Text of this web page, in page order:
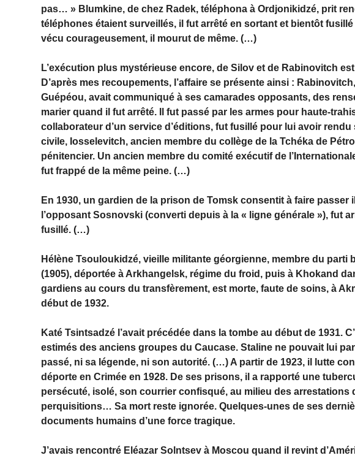
pas… » Blumkine, de chez Radek, téléphona à Ordjonikidzé, prit
téléphones étaient surveillés, il fut arrêté en sortant et bientôt
vécu courageusement, il mourut de même. (…)
L’exécution plus mystérieuse encore, de Silov et de Rabinovitch
D’après mes recoupements, l’affaire se présente ainsi :
Guépéou, avait communiqué à ses camarades opposants, des
marier quand il fut arrêté. Il fut passé par les armes pour haute-
collaborateur d’un service d’éditions, fut fusillé pour lui avoir
civile, Iosselevitch, ancien membre du collège de la Tchéka de
pénitencier. Un ancien membre du comité exécutif de
fut frappé de la même peine. (…)
En 1930, un gardien de la prison de Tomsk consentit à faire
l’opposant Sosnovski (converti depuis à la « ligne générale »), fut
fusillé. (…)
Hélène Tsouloukidzé, vieille militante géorgienne, membre du
(1905), déportée à Arkhangelsk, régime du froid, puis à Khokand
gardiens au cours du transfèrement, est morte, faute de soins, à
début de 1932.
Katé Tsintsadzé l’avait précédée dans la tombe au début de 1931.
estimés des anciens groupes du Caucase. Staline ne pouvait lui
passé, ni sa légende, ni son autorité. (…) A partir de 1923, il lutte
déporte en Crimée en 1928. De ses prisons, il a rapporté une
persécuté, isolé, son courrier confisqué, au milieu des arrestations
perquisitions… Sa mort reste ignorée. Quelques-unes de ses
documents humains d’une force tragique.
J’avais rencontré Eléazar Solntsev à Moscou quand il revint